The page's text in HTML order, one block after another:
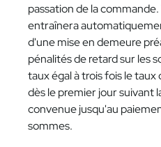
passation de la
entraînera
d'une mise en demeure
pénalités de retard sur les
taux égal à trois fois le
dès le premier jour suivant
convenue jusqu'au
sommes.